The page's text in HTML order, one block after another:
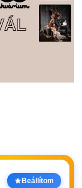
Beállítom